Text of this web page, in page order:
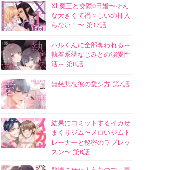
XL魔王と交際0日婚〜そん
な大きくて禍々しいの挿入
らない！〜 第17話
ハルくんに全部奪われる～
執着系幼なじみとの溺愛性
活～ 第8話
無慈悲な彼の愛シ方 第7話
結果にコミットするイカせ
まくりジム〜メロいジムト
レーナーと秘密のラブレッ
スン〜 第6話